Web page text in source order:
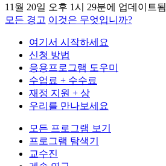
11월 20일 오후 1시 29분에 업데이트됨
모든 경고 이것은 무엇입니까?
여기서 시작하세요
신청 방법
응용프로그램 도우미
수업료 + 수수료
재정 지원 + 상
우리를 만나보세요
모든 프로그램 보기
프로그램 탐색기
교수진